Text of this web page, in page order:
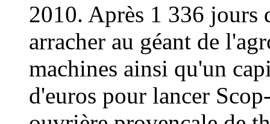
2010. Après 1 336 jours
arracher au géant de
machines ainsi qu'un
d'euros pour lancer